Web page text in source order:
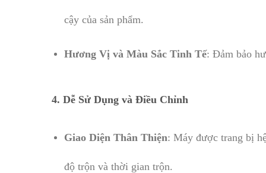
cậy của sản phẩm.
Hương Vị và Màu Sắc Tinh Tế: Đảm bảo
4. Dễ Sử Dụng và Điều Chỉnh
Giao Diện Thân Thiện: Máy được trang bị
độ trộn và thời gian trộn.